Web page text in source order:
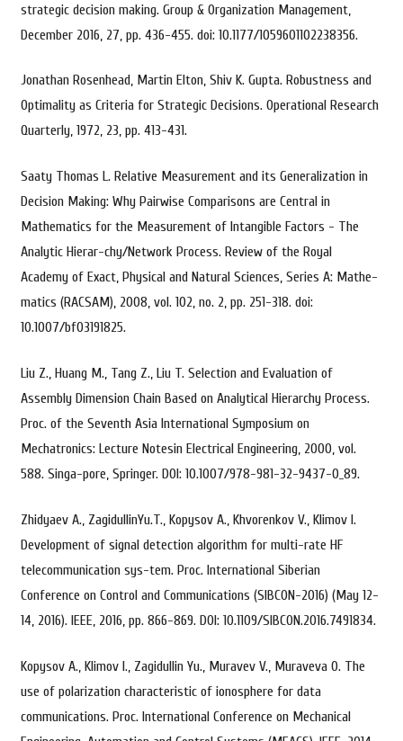
strategic decision making. Group & Organization Management,
December 2016, 27, pp. 436-455. doi: 10.1177/1059601102238356.
Jonathan Rosenhead, Martin Elton, Shiv K. Gupta. Robustness and
Optimality as Criteria for Strategic Decisions. Operational Research
Quarterly, 1972, 23, pp. 413-431.
Saaty Thomas L. Relative Measurement and its Generalization in
Decision Making: Why Pairwise Comparisons are Central in
Mathematics for the Measurement of Intangible Factors - The
Analytic Hierar-chy/Network Process. Review of the Royal
Academy of Exact, Physical and Natural Sciences, Series A: Mathe-
matics (RACSAM), 2008, vol. 102, no. 2, pp. 251-318. doi:
10.1007/bf03191825.
Liu Z., Huang M., Tang Z., Liu T. Selection and Evaluation of
Assembly Dimension Chain Based on Analytical Hierarchy Process.
Proc. of the Seventh Asia International Symposium on
Mechatronics: Lecture Notesin Electrical Engineering, 2000, vol.
588. Singa-pore, Springer. DOI: 10.1007/978-981-32-9437-0_89.
Zhidyaev A., ZagidullinYu.T., Kopysov A., Khvorenkov V., Klimov I.
Development of signal detection algorithm for multi-rate HF
telecommunication sys-tem. Proc. International Siberian
Conference on Control and Communications (SIBCON-2016) (May 12-
14, 2016). IEEE, 2016, pp. 866-869. DOI: 10.1109/SIBCON.2016.7491834.
Kopysov A., Klimov I., Zagidullin Yu., Muravev V., Muraveva O. The
use of polarization characteristic of ionosphere for data
communications. Proc. International Conference on Mechanical